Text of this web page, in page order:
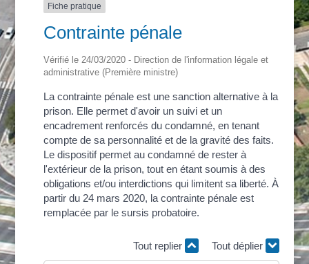
Fiche pratique
Contrainte pénale
Vérifié le 24/03/2020 - Direction de l'information légale et
administrative (Première ministre)
La contrainte pénale est une sanction alternative à la
prison. Elle permet d'avoir un suivi et un
encadrement renforcés du condamné, en tenant
compte de sa personnalité et de la gravité des faits.
Le dispositif permet au condamné de rester à
l'extérieur de la prison, tout en étant soumis à des
obligations et/ou interdictions qui limitent sa liberté. À
partir du 24 mars 2020, la contrainte pénale est
remplacée par le sursis probatoire.
Tout replier Tout déplier